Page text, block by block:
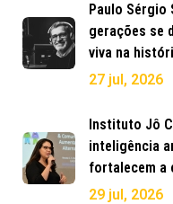
Paulo Sérgio
gerações se
viva na
27 jul, 2026
Instituto Jô
inteligência
fortalecem a
29 jul, 2026